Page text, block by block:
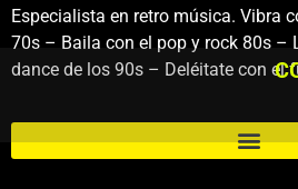
Especialista en retro música. Vibra
70s – Baila con el pop y rock 80s –
dance de los 90s – Deléitate con el